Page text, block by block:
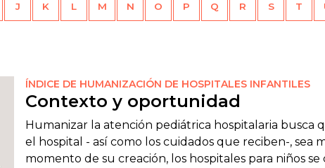
J K L M N O P Q R S T
ÍNDICE DE HUMANIZACIÓN DE HOSPITALES INFANTILES
Contexto y oportunidad
Humanizar la atención pediátrica hospitalaria busca
el hospital - así como los cuidados que reciben-, sea
momento de su creación, los hospitales para niños